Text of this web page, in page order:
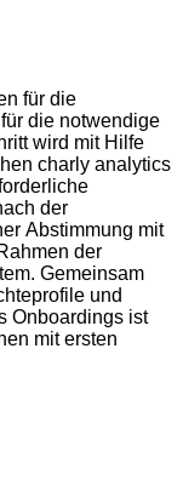
für die
die notwendige
wird mit Hilfe
charly analytics
der
Abstimmung mit
der
Gemeinsam
und
Onboardings ist
mit ersten